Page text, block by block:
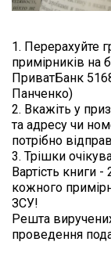
1. Перерахуйте
примірників на
ПриватБанк
Панченко)
2. Вкажіть у
та адресу чи
потрібно
3. Трішки
Вартість книги -
кожного
ЗСУ!
Решта
проведення